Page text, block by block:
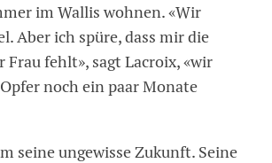
im Wallis wohnen. «Wir
Aber ich spüre, dass mir die
Frau fehlt», sagt Lacroix, «wir
noch ein paar Monate
seine ungewisse Zukunft. Seine